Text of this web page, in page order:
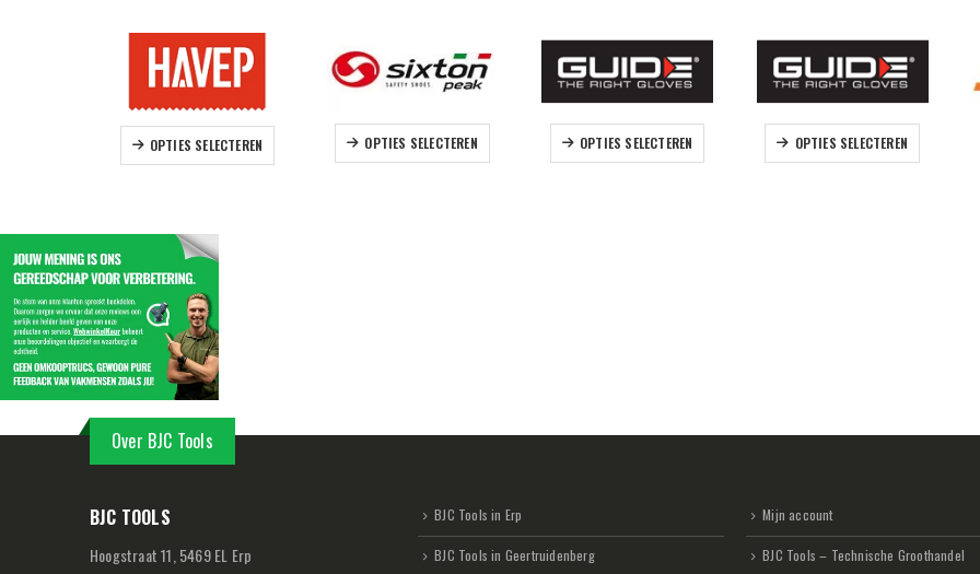
OPTIES SELECTEREN
Dit product heeft meerdere variaties. Deze optie kan gekozen worden op de productpagina
OPTIES SELECTEREN
Dit product heeft meerdere variaties. Deze optie kan gekozen worden op de productpagina
OPTIES SELECTEREN
Dit product heeft meerdere variaties. Deze optie kan gekozen worden op de productpagina
OPTIES SELECTEREN
Dit product heeft meerdere variaties. Deze optie kan gekozen
Over BJC Tools
BJC TOOLS
Hoogstraat 11, 5469 EL Erp
BJC Tools in Erp
BJC Tools in Geertruidenberg
Mijn account
BJC Tools – Technische Groothandel